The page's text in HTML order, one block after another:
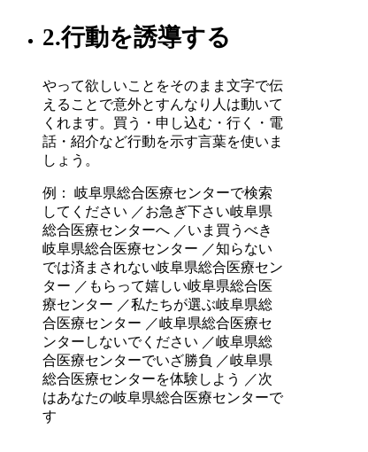
2.行動を誘導する
やって欲しいことをそのまま文字で伝
えることで意外とすんなり人は動いて
くれます。買う・申し込む・行く・電
話・紹介など行動を示す言葉を使いま
しょう。
例： 岐阜県総合医療センターで検索
してください ／お急ぎ下さい岐阜県
総合医療センターへ ／いま買うべき
岐阜県総合医療センター ／知らない
では済まされない岐阜県総合医療セン
ター ／もらって嬉しい岐阜県総合医
療センター ／私たちが選ぶ岐阜県総
合医療センター ／岐阜県総合医療セ
ンターしないでください ／岐阜県総
合医療センターでいざ勝負 ／岐阜県
総合医療センターを体験しよう ／次
はあなたの岐阜県総合医療センターで
す